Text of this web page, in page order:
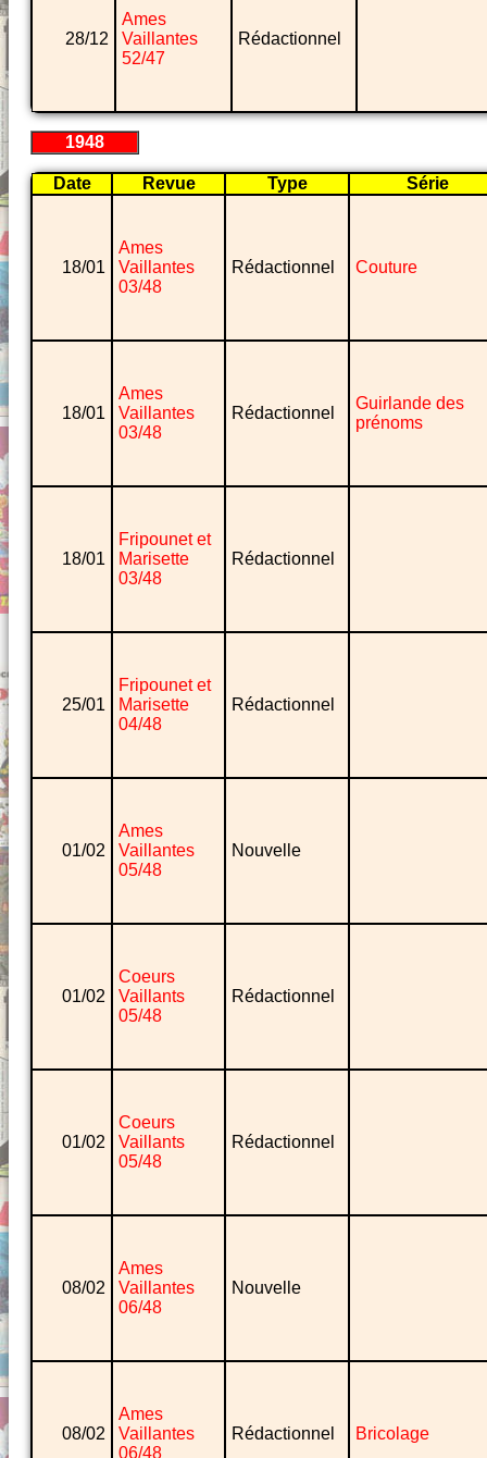
28/12
Ames
Vaillantes
52/47
Rédactionnel
1948
Date Revue Type Série
18/01
Ames
Vaillantes
03/48
Rédactionnel Couture
18/01
Ames
Vaillantes
03/48
Rédactionnel
Guirlande des
prénoms
18/01
Fripounet et
Marisette
03/48
Rédactionnel
25/01
Fripounet et
Marisette
04/48
Rédactionnel
01/02
Ames
Vaillantes
05/48
Nouvelle
01/02
Coeurs
Vaillants
05/48
Rédactionnel
01/02
Coeurs
Vaillants
05/48
Rédactionnel
08/02
Ames
Vaillantes
06/48
Nouvelle
08/02
Ames
Vaillantes
06/48
Rédactionnel Bricolage